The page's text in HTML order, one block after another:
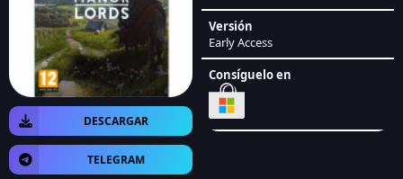
DESCARGAR
TELEGRAM
Versión
Early Access
Consíguelo en